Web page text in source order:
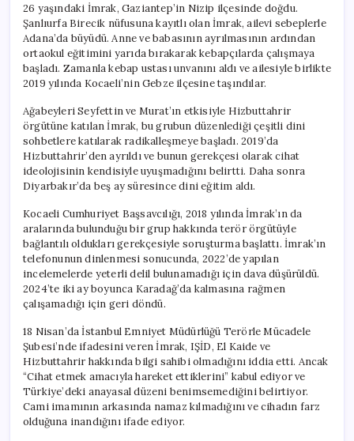
26 yaşındaki İmrak, Gaziantep’in Nizip ilçesinde doğdu.
Şanlıurfa Birecik nüfusuna kayıtlı olan İmrak, ailevi sebeplerle
Adana’da büyüdü. Anne ve babasının ayrılmasının ardından
ortaokul eğitimini yarıda bırakarak kebapçılarda çalışmaya
başladı. Zamanla kebap ustası unvanını aldı ve ailesiyle birlikte
2019 yılında Kocaeli’nin Gebze ilçesine taşındılar.
Ağabeyleri Seyfettin ve Murat’ın etkisiyle Hizbuttahrir
örgütüne katılan İmrak, bu grubun düzenlediği çeşitli dini
sohbetlere katılarak radikalleşmeye başladı. 2019’da
Hizbuttahrir’den ayrıldı ve bunun gerekçesi olarak cihat
ideolojisinin kendisiyle uyuşmadığını belirtti. Daha sonra
Diyarbakır’da beş ay süresince dini eğitim aldı.
Kocaeli Cumhuriyet Başsavcılığı, 2018 yılında İmrak’ın da
aralarında bulunduğu bir grup hakkında terör örgütüyle
bağlantılı oldukları gerekçesiyle soruşturma başlattı. İmrak’ın
telefonunun dinlenmesi sonucunda, 2022’de yapılan
incelemelerde yeterli delil bulunamadığı için dava düşürüldü.
2024’te iki ay boyunca Karadağ’da kalmasına rağmen
çalışamadığı için geri döndü.
18 Nisan’da İstanbul Emniyet Müdürlüğü Terörle Mücadele
Şubesi’nde ifadesini veren İmrak, IŞİD, El Kaide ve
Hizbuttahrir hakkında bilgi sahibi olmadığını iddia etti. Ancak
“Cihat etmek amacıyla hareket ettiklerini” kabul ediyor ve
Türkiye’deki anayasal düzeni benimsemediğini belirtiyor.
Cami imamının arkasında namaz kılmadığını ve cihadın farz
olduğuna inandığını ifade ediyor.